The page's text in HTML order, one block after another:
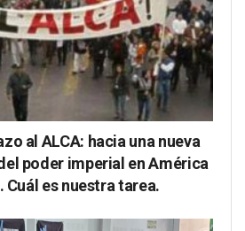
al ALCA: hacia una nueva
poder imperial en América
Cuál es nuestra tarea.